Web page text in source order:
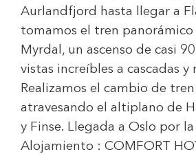
Aurlandfjord hasta llegar a
tomamos el tren panorámico
Myrdal, un ascenso de casi
vistas increíbles a cascadas y
Realizamos el cambio de
atravesando el altiplano de
y Finse. Llegada a Oslo por la
Alojamiento : COMFORT